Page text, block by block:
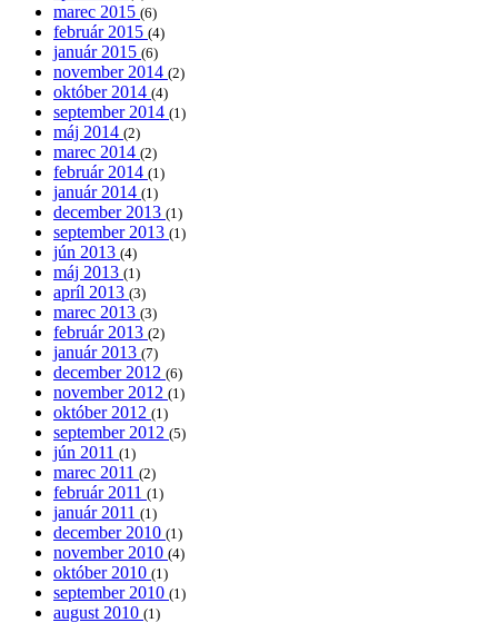
marec 2015 (6)
február 2015 (4)
január 2015 (6)
november 2014 (2)
október 2014 (4)
september 2014 (1)
máj 2014 (2)
marec 2014 (2)
február 2014 (1)
január 2014 (1)
december 2013 (1)
september 2013 (1)
jún 2013 (4)
máj 2013 (1)
apríl 2013 (3)
marec 2013 (3)
február 2013 (2)
január 2013 (7)
december 2012 (6)
november 2012 (1)
október 2012 (1)
september 2012 (5)
jún 2011 (1)
marec 2011 (2)
február 2011 (1)
január 2011 (1)
december 2010 (1)
november 2010 (4)
október 2010 (1)
september 2010 (1)
august 2010 (1)